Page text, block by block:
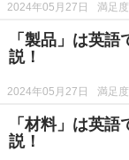
2024年05月27日 満足度
「製品」は英
説！
2024年05月27日 満足度
「材料」は英
説！